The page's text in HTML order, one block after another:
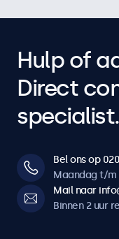
Hulp of
Direct
specialist.
Bel ons op
Maandag t/m
Mail naar
Binnen 2 uur